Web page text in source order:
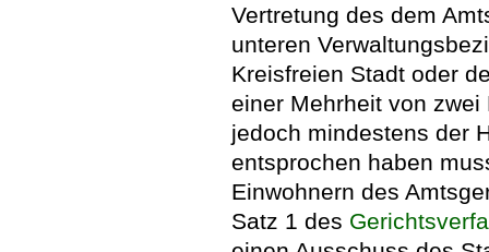
Vertretung des dem
unteren
Kreisfreien Stadt oder
einer Mehrheit von
jedoch mindestens der
entsprochen haben
Einwohnern des
Satz 1 des